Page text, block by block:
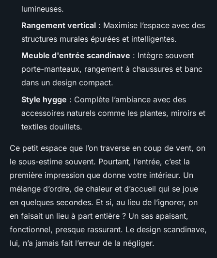
lumineuses.
Rangement vertical : Maximise l’espace avec des
structures murales épurées et intelligentes.
Meuble d'entrée scandinave : Intègre souvent
porte-manteaux, rangement à chaussures et banc
dans un design compact.
Style hygge : Complète l’ambiance avec des
accessoires naturels comme les plantes, miroirs et
textiles douillets.
Ce petit espace que l’on traverse en coup de vent, on
le sous-estime souvent. Pourtant, l’entrée, c’est la
première impression que donne votre intérieur. Un
mélange d’ordre, de chaleur et d’accueil qui se joue
en quelques secondes. Et si, au lieu de l’ignorer, on
en faisait un lieu à part entière ? Un sas apaisant,
fonctionnel, presque rassurant. Le design scandinave,
lui, n’a jamais fait l’erreur de la négliger.